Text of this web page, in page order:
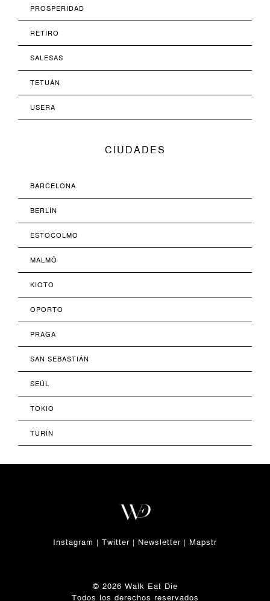
PROSPERIDAD
RETIRO
SALESAS
TETUÁN
USERA
CIUDADES
BARCELONA
BERLÍN
ESTOCOLMO
MALMÖ
KIOTO
OPORTO
PRAGA
SAN SEBASTIÁN
SEÚL
TOKIO
TURÍN
Instagram | Twitter | Newsletter | Mapstr
© 2026 Walk Eat Die
Todos los derechos reservados